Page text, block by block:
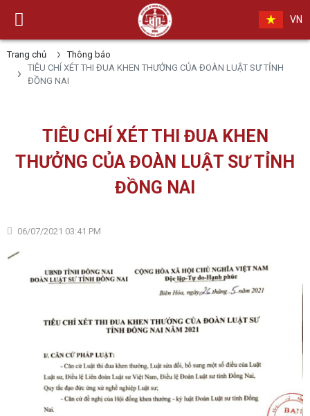
VN
Trang chủ
Thông báo
​​​​​​​​TIÊU CHÍ XÉT THI ĐUA KHEN THƯỞNG CỦA ĐOÀN LUẬT SƯ TỈNH
ĐỒNG NAI
​​​​​​​​TIÊU CHÍ XÉT THI ĐUA KHEN
THƯỞNG CỦA ĐOÀN LUẬT SƯ TỈNH
ĐỒNG NAI
06/07/2021 03:41 PM